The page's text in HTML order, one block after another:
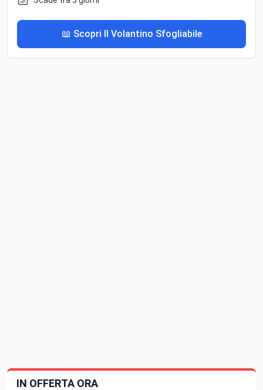
📖 Scopri Il Volantino Sfogliabile
IN OFFERTA ORA